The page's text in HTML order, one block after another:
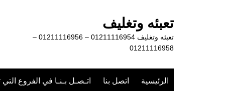
تعبئه وتغليف
تعبئه وتغليف 01211116954 – 01211116956 –
01211116958
الرئيسية اتصل بنا اتـصـل بـنـا في الفروع